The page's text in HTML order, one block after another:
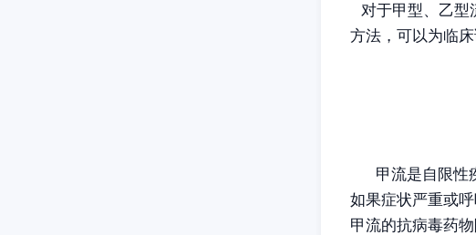
对于甲型、乙型
方法，可以为临床
甲流是自限性
如果症状严重或
甲流的抗病毒药